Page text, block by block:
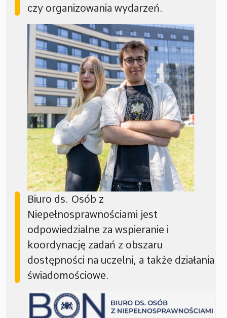
czy organizowania wydarzeń.
Biuro ds. Osób z
Niepełnosprawnościami jest
odpowiedzialne za wspieranie i
koordynację zadań z obszaru
dostępności na uczelni, a także działania
świadomościowe.